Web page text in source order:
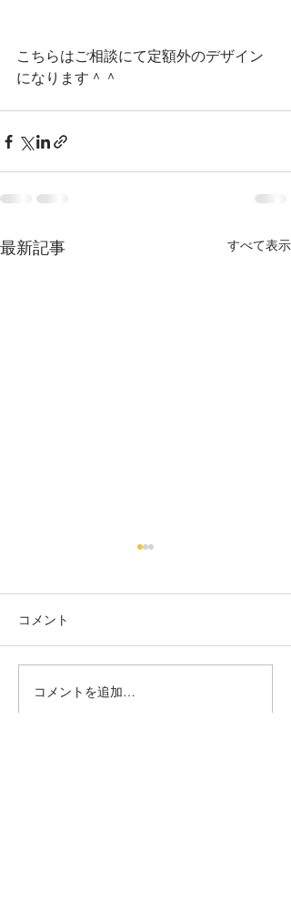
こちらはご相談にて定額外のデザイン
になります＾＾
最新記事 すべて表示
フラワー
コメント
コメントを追加…